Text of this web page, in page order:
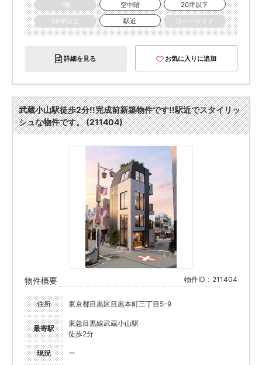
1階
空中階
20坪以下
50坪以上
駅近 ロードサイド
詳細を見る お気に入りに追加
武蔵小山駅徒歩2分!!完成前新築物件です!!駅近でスタイリッ
シュな物件です。 (211404)
物件概要 物件ID：211404
住所 東京都目黒区目黒本町三丁目5-9
最寄駅
東急目黒線武蔵小山駅
徒歩2分
現況 ー